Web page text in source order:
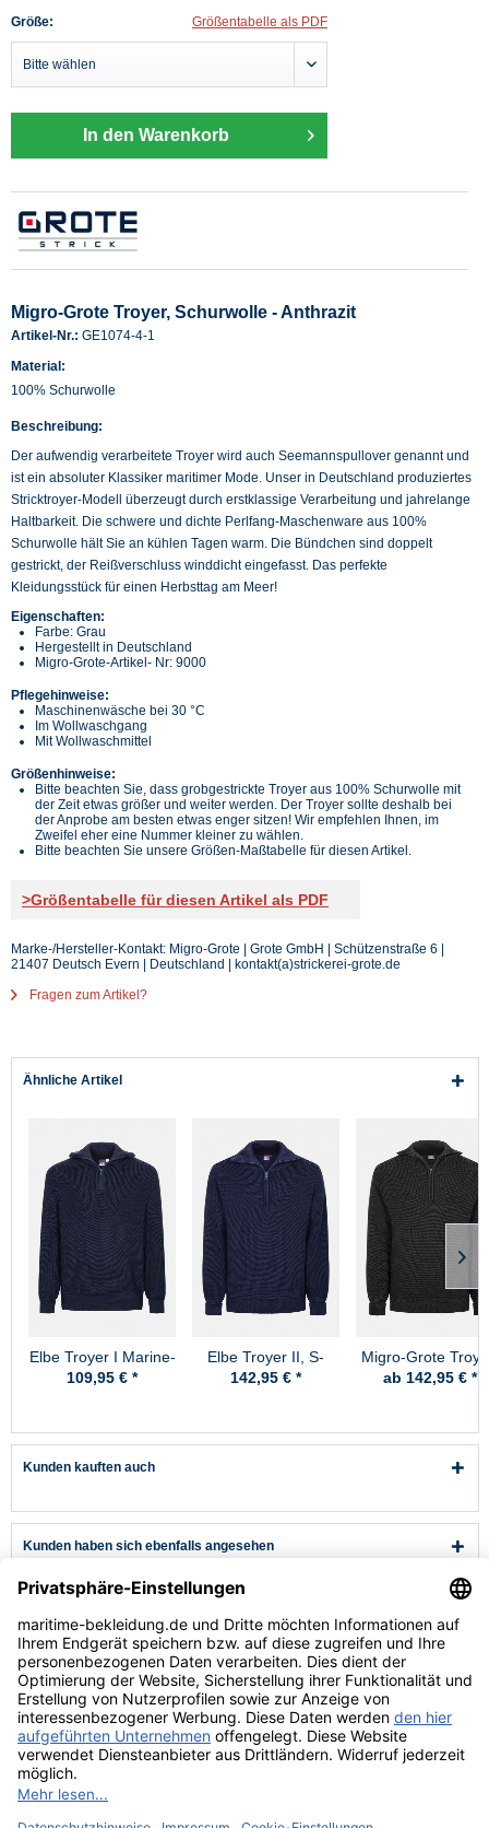
Größe: Größentabelle als PDF
In den Warenkorb
Migro-Grote Troyer, Schurwolle - Anthrazit
Artikel-Nr.: GE1074-4-1
Material:
100% Schurwolle
Beschreibung:
Der aufwendig verarbeitete Troyer wird auch Seemannspullover genannt und
ist ein absoluter Klassiker maritimer Mode. Unser in Deutschland produziertes
Stricktroyer-Modell überzeugt durch erstklassige Verarbeitung und jahrelange
Haltbarkeit. Die schwere und dichte Perlfang-Maschenware aus 100%
Schurwolle hält Sie an kühlen Tagen warm. Die Bündchen sind doppelt
gestrickt, der Reißverschluss winddicht eingefasst. Das perfekte
Kleidungsstück für einen Herbsttag am Meer!
Eigenschaften:
Farbe: Grau
Hergestellt in Deutschland
Migro-Grote-Artikel- Nr: 9000
Pflegehinweise:
Maschinenwäsche bei 30 °C
Im Wollwaschgang
Mit Wollwaschmittel
Größenhinweise:
Bitte beachten Sie, dass grobgestrickte Troyer aus 100% Schurwolle mit
der Zeit etwas größer und weiter werden. Der Troyer sollte deshalb bei
der Anprobe am besten etwas enger sitzen! Wir empfehlen Ihnen, im
Zweifel eher eine Nummer kleiner zu wählen.
Bitte beachten Sie unsere Größen-Maßtabelle für diesen Artikel.
>Größentabelle für diesen Artikel als PDF
Marke-/Hersteller-Kontakt: Migro-Grote | Grote GmbH | Schützenstraße 6 |
21407 Deutsch Evern | Deutschland | kontakt(a)strickerei-grote.de
Fragen zum Artikel?
Ähnliche Artikel
Elbe Troyer I Marine-
Blau
109,95 € *
Elbe Troyer II, S-
Skipper Marine-Blau
142,95 € *
Migro-Grote
Schurwolle -
ab 142,95 € *
Kunden kauften auch
Kunden haben sich ebenfalls angesehen
Kundenservice
Hilfe & Infos
Rechtliches